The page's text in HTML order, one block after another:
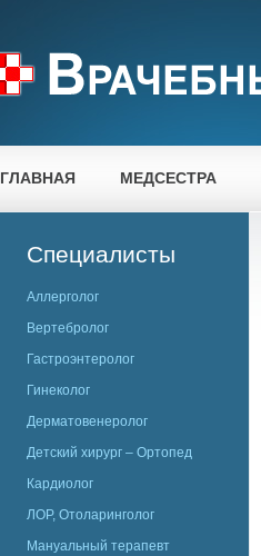
ГЛАВНАЯ МЕДСЕСТРА
Специалисты
Аллерголог
Вертебролог
Гастроэнтеролог
Гинеколог
Дерматовенеролог
Детский хирург – Ортопед
Кардиолог
ЛОР, Отоларинголог
Мануальный терапевт